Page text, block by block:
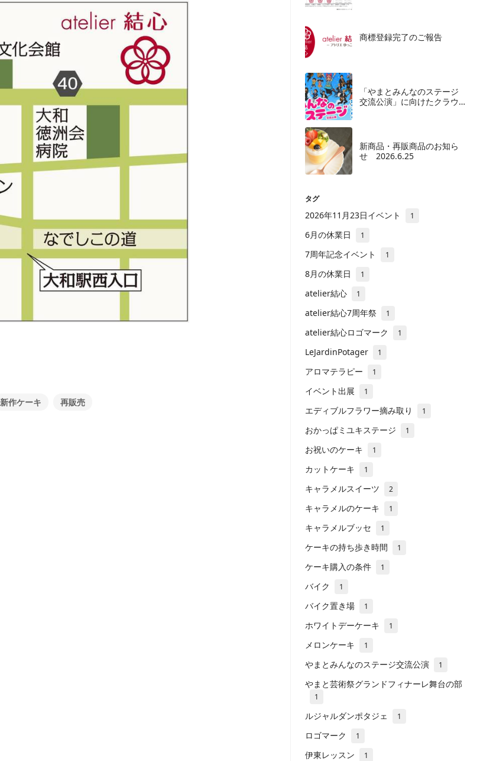
新作ケーキ
再販売
商標登録完了のご報告
「やまとみんなのステージ
交流公演」に向けたクラウ
新商品・再販商品のお知ら
せ 2026.6.25
タグ
2026年11月23日イベント 1
6月の休業日 1
7周年記念イベント 1
8月の休業日 1
atelier結心 1
atelier結心7周年祭 1
atelier結心ロゴマーク 1
LeJardinPotager 1
アロマテラピー 1
イベント出展 1
エディブルフラワー摘み取り 1
おかっぱミユキステージ 1
お祝いのケーキ 1
カットケーキ 1
キャラメルスイーツ 2
キャラメルのケーキ 1
キャラメルブッセ 1
ケーキの持ち歩き時間 1
ケーキ購入の条件 1
バイク 1
バイク置き場 1
ホワイトデーケーキ 1
メロンケーキ 1
やまとみんなのステージ交流公演 1
やまと芸術祭グランドフィナーレ舞台の部
1
ルジャルダンポタジェ 1
ロゴマーク 1
伊東レッスン 1